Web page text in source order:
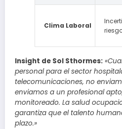
Clima Laboral
Insight de Sol Sthormes:
personal para el sector
telecomunicaciones, no
enviamos a un profesional
monitoreado. La salud
garantiza que el talento
plazo.»